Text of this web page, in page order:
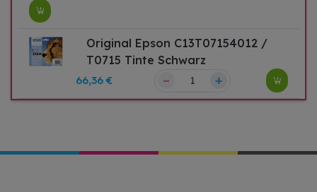
Original Epson C13T07154012 /
T0715 Tinte Schwarz
66,36 € – +